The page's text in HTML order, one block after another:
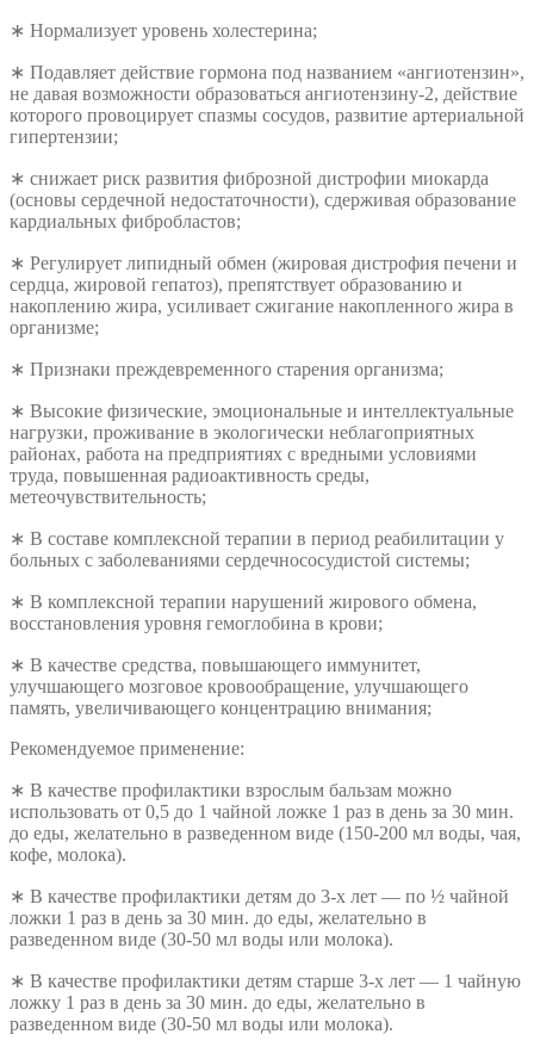
​∗ Нормализует уровень холестерина;
∗ Подавляет действие гормона под названием «ангиотензин»,
не давая возможности образоваться ангиотензину-2, действие
которого провоцирует спазмы сосудов, развитие артериальной
гипертензии;
∗ снижает риск развития фиброзной дистрофии миокарда
(основы сердечной недостаточности), сдерживая образование
кардиальных фибробластов;
∗ Регулирует липидный обмен (жировая дистрофия печени и
сердца, жировой гепатоз), препятствует образованию и
накоплению жира, усиливает сжигание накопленного жира в
организме;
∗ Признаки преждевременного старения организма;
∗ Высокие физические, эмоциональные и интеллектуальные
нагрузки, проживание в экологически неблагоприятных
районах, работа на предприятиях с вредными условиями
труда, повышенная радиоактивность среды,
метеочувствительность;
∗ В составе комплексной терапии в период реабилитации у
больных с заболеваниями сердечнососудистой системы;
∗ В комплексной терапии нарушений жирового обмена,
восстановления уровня гемоглобина в крови;
∗ В качестве средства, повышающего иммунитет,
улучшающего мозговое кровообращение, улучшающего
память, увеличивающего концентрацию внимания;
Рекомендуемое применение:
∗ В качестве профилактики взрослым бальзам можно
использовать от 0,5 до 1 чайной ложке 1 раз в день за 30 мин.
до еды, желательно в разведенном виде (150-200 мл воды, чая,
кофе, молока).
∗ В качестве профилактики детям до 3-х лет — по ½ чайной
ложки 1 раз в день за 30 мин. до еды, желательно в
разведенном виде (30-50 мл воды или молока).
∗ В качестве профилактики детям старше 3-х лет — 1 чайную
ложку 1 раз в день за 30 мин. до еды, желательно в
разведенном виде (30-50 мл воды или молока).